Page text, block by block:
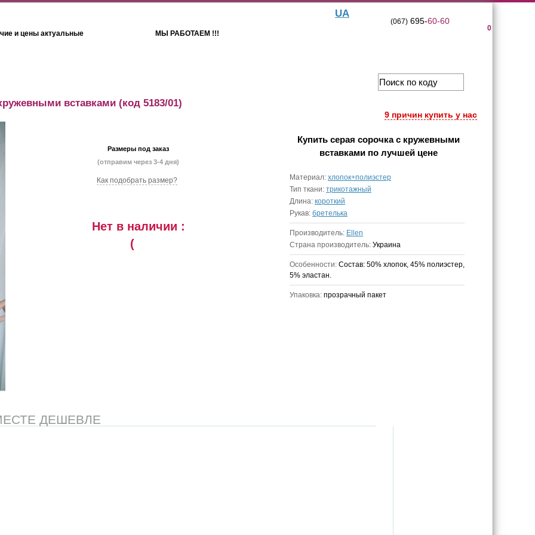
и цены актуальные МЫ РАБОТАЕМ !!!
UA
0
(067)695-60-60
9 причин купить у нас
вставками (код 5183/01)
Размеры под заказ
(отправим через 3-4 дня)
Как подобрать размер?
Нет в наличии :
(
Купить серая сорочка с кружевными
вставками по лучшей цене
Материал: хлопок+полиэстер
Тип ткани: трикотажный
Длина: короткий
Рукав: бретелька
Производитель: Ellen
Страна производитель: Украина
Особенности: Состав: 50% хлопок, 45% полиэстер,
5% эластан.
Упаковка: прозрачный пакет
ДЕШЕВЛЕ